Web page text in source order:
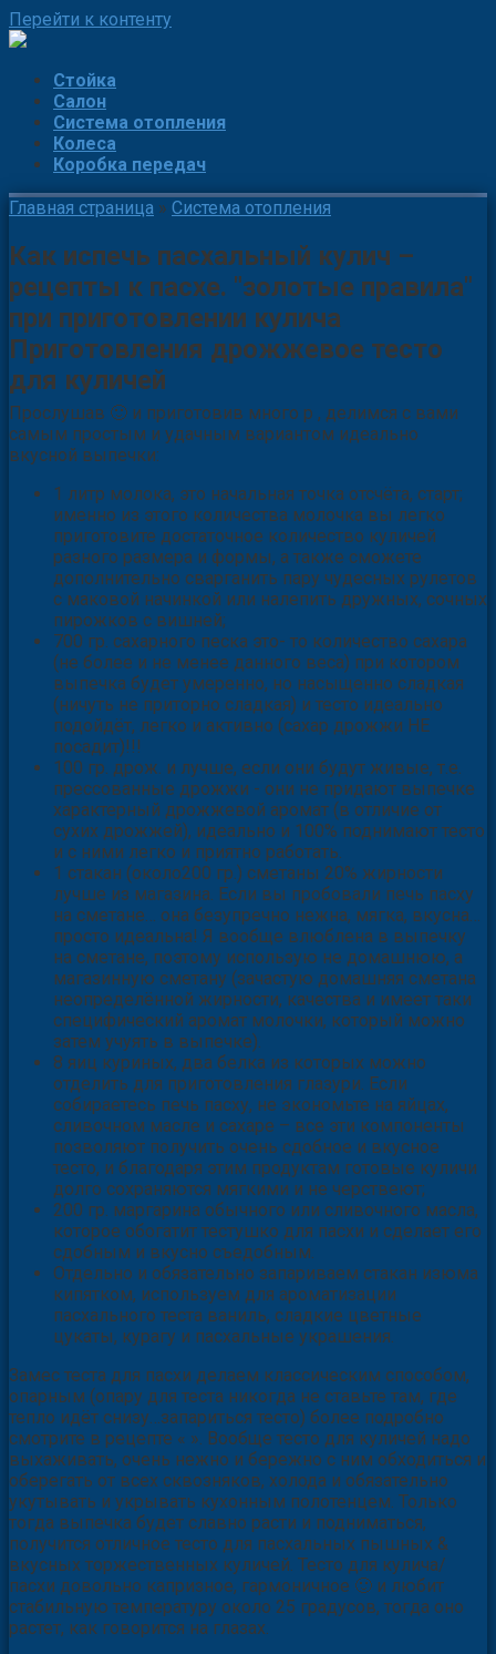
Перейти к контенту
Стойка
Салон
Система отопления
Колеса
Коробка передач
Главная страница » Система отопления
Как испечь пасхальный кулич –
рецепты к пасхе. "золотые правила"
при приготовлении кулича
Приготовления дрожжевое тесто
для куличей
Прослушав 🙂 и приготовив много р , делимся с вами
самым простым и удачным вариантом идеально
вкусной выпечки:
1 литр молока, это начальная точка отсчёта, старт;
именно из этого количества молочка вы легко
приготовите достаточное количество куличей
разного размера и формы, а также сможете
дополнительно сварганить пару чудесных рулетов
с маковой начинкой или налепить дружных, сочных
пирожков с вишней;
700 гр. сахарного песка это- то количество сахара
(не более и не менее данного веса) при котором
выпечка будет умеренно, но насыщенно сладкая
(ничуть не приторно сладкая) и тесто идеально
подойдёт, легко и активно (сахар дрожжи НЕ
посадит)!!!
100 гр. дрож. и лучше, если они будут живые, т.е.
прессованные дрожжи - они не придают выпечке
характерный дрожжевой аромат (в отличие от
сухих дрожжей), идеально и 100% поднимают тесто
и с ними легко и приятно работать.
1 стакан (около200 гр.) сметаны 20% жирности
лучше из магазина. Если вы пробовали печь пасху
на сметане… она безупречно нежна, мягка, вкусна…
просто идеальна! Я вообще влюблена в выпечку
на сметане, поэтому использую не домашнюю, а
магазинную сметану (зачастую домашняя сметана
неопределённой жирности, качества и имеет таки
специфический аромат молочки, который можно
затем учуять в выпечке).
8 яиц куриных, два белка из которых можно
отделить для приготовления глазури. Если
собираетесь печь пасху, не экономьте на яйцах,
сливочном масле и сахаре – все эти компоненты
позволяют получить очень сдобное и вкусное
тесто, и благодаря этим продуктам готовые куличи
долго сохраняются мягкими и не черствеют;
200 гр. маргарина обычного или сливочного масла,
которое обогатит тестушко для пасхи и сделает его
сдобным и вкусно съедобным.
Отдельно и обязательно запариваем стакан изюма
кипятком, используем для ароматизации
пасхального теста ваниль, сладкие цветные
цукаты, курагу и пасхальные украшения.
Замес теста для пасхи делаем классическим способом,
опарным (опару для теста никогда не ставьте там, где
тепло идёт снизу…запариться тесто) более подробно
смотрите в рецепте « ». Вообще тесто для куличей надо
выхаживать, очень нежно и бережно с ним обходиться и
оберегать от всех сквозняков, холода и обязательно
укутывать и укрывать кухонным полотенцем. Только
тогда выпечка будет славно расти и подниматься,
получится отличное тесто для пасхальных пышных &
вкусных торжественных куличей. Тесто для кулича/
пасхи довольно капризное, гармоничное 🙂 и любит
стабильную температуру около 25 градусов, тогда оно
растет, как говорится на глазах.